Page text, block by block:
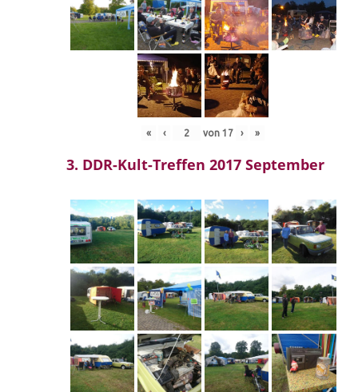
« ‹ von 17 › »
3. DDR-Kult-Treffen 2017 September